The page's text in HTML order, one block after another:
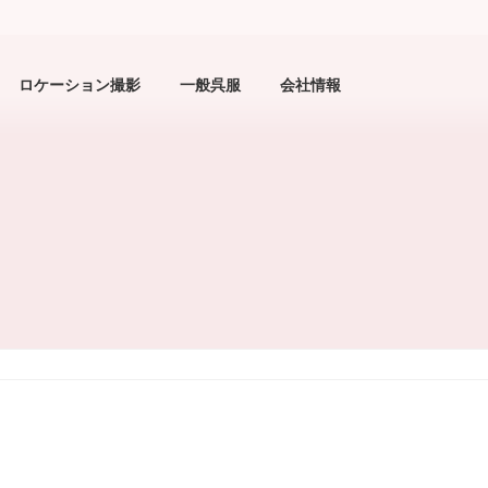
ロケーション撮影 一般呉服 会社情報